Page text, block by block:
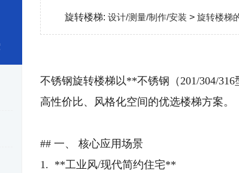
旋转楼梯: 设计/测量/制作/安装 > 旋转楼梯
不锈钢旋转楼梯以**不锈钢（201/304/
高性价比、风格化空间的优选楼梯方案。
## 一、 核心应用场景
1. **工业风/现代简约住宅**